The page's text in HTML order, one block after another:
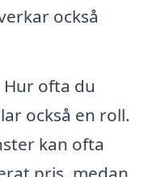
också
Hur ofta du
också en roll.
kan ofta